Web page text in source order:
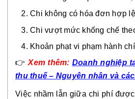
Chi không có hóa đơn hợp
Chi vượt mức khống chế
Khoản phạt vi phạm hành
👉Xem thêm: Doanh nghiệp
thu thuế – Nguyên nhân và
Việc nhầm lẫn giữa chi phí